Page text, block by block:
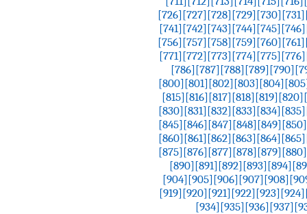
[726][727][728][729][730][731]
[741][742][743][744][745][746]
[756][757][758][759][760][761]
[771][772][773][774][775][776]
[786][787][788][789][790]
[800][801][802][803][804]
[815][816][817][818][819][820]
[830][831][832][833][834][835]
[845][846][847][848][849][850]
[860][861][862][863][864][865]
[875][876][877][878][879][880]
[890][891][892][893][894]
[904][905][906][907][908]
[919][920][921][922][923][924]
[934][935][936][937]